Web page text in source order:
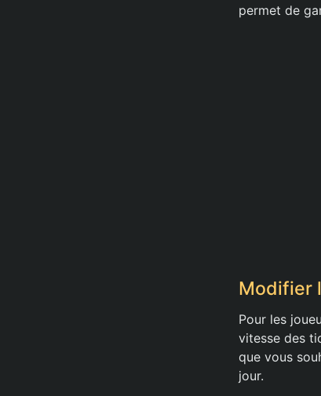
permet de
Modifier
Pour les
vitesse des
que vous
jour.